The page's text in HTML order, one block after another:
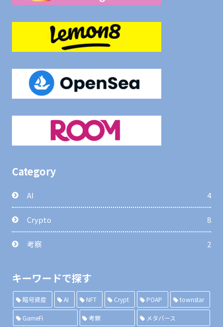
Category
AI 4
Crypto 8
考察 2
キーワードで探す
暗号資産 AI NFT Crypt POAP townstar
GameFi 考察 メタバース